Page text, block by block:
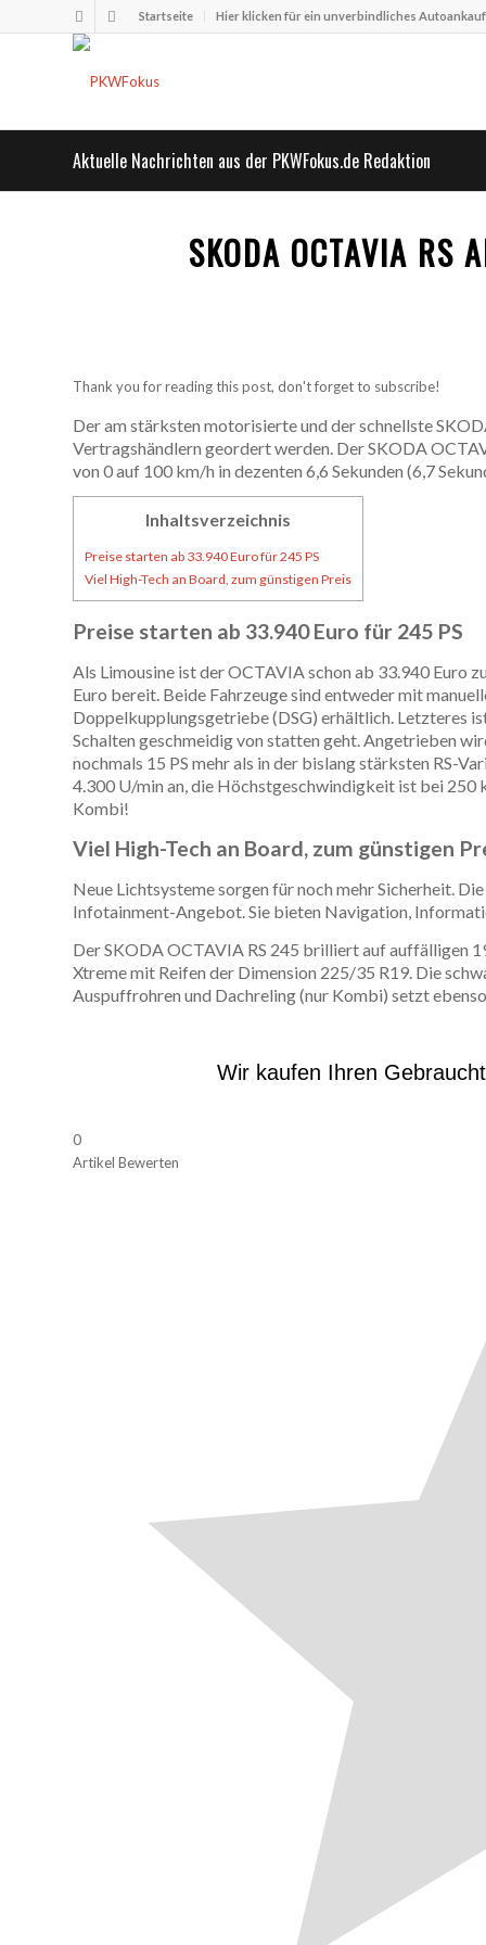
Startseite Hier klicken für ein unverbindliches
Aktuelle Nachrichten aus der PKWFokus.de Redaktion
SKODA OCTAVIA RS
Thank you for reading this post, don't forget to subscribe!
Der am stärksten motorisierte und der schnellste
Vertragshändlern geordert werden. Der SKODA
von 0 auf 100 km/h in dezenten 6,6 Sekunden (6,7
Inhaltsverzeichnis
Preise starten ab 33.940 Euro für 245 PS
Viel High-Tech an Board, zum günstigen Preis
Preise starten ab 33.940 Euro für 245 PS
Als Limousine ist der OCTAVIA schon ab 33.940 Euro
Euro bereit. Beide Fahrzeuge sind entweder mit
Doppelkupplungsgetriebe (DSG) erhältlich. Letzteres
Schalten geschmeidig von statten geht. Angetrieben
nochmals 15 PS mehr als in der bislang stärksten RS-
4.300 U/min an, die Höchstgeschwindigkeit ist bei
Kombi!
Viel High-Tech an Board, zum günstigen
Neue Lichtsysteme sorgen für noch mehr Sicherheit.
Infotainment-Angebot. Sie bieten Navigation,
Der SKODA OCTAVIA RS 245 brilliert auf auffälligen
Xtreme mit Reifen der Dimension 225/35 R19. Die
Auspuffrohren und Dachreling (nur Kombi) setzt
Wir kaufen Ihren
0
Artikel Bewerten